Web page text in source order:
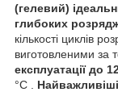
(гелевий)
глибоких
кількості циклів
виготовленими за
експлуатації до
°С .